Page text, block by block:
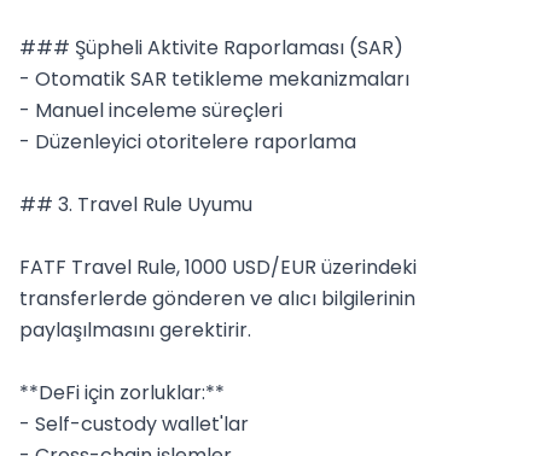
### Şüpheli Aktivite Raporlaması (SAR)
- Otomatik SAR tetikleme mekanizmaları
- Manuel inceleme süreçleri
- Düzenleyici otoritelere raporlama
## 3. Travel Rule Uyumu
FATF Travel Rule, 1000 USD/EUR üzerindeki
transferlerde gönderen ve alıcı bilgilerinin
paylaşılmasını gerektirir.
**DeFi için zorluklar:**
- Self-custody wallet'lar